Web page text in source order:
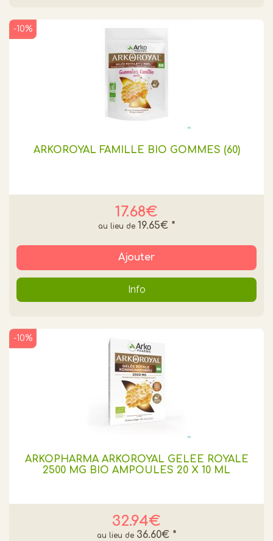
ARKOROYAL FAMILLE BIO GOMMES (60)
17.68€
-10%
19.65€ *
Ajouter
Info
ARKOPHARMA ARKOROYAL GELÉE ROYALE
2500 MG BIO AMPOULES 20 X 10 ML​
32.94€
-10%
36.60€ *